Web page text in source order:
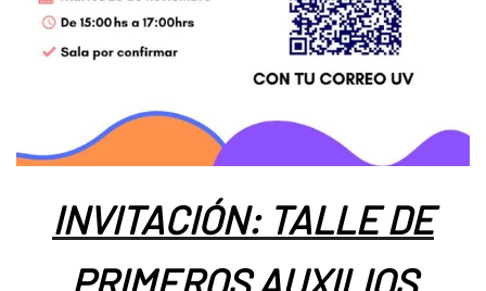
INVITACIÓN: TALLE DE